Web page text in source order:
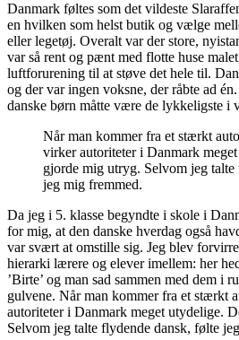
Danmark føltes som det vildeste
en hvilken som helst butik og vælge
eller legetøj. Overalt var der store,
var så rent og pænt med flotte huse
luftforurening til at støve det hele til.
og der var ingen voksne, der råbte ad
danske børn måtte være de lykkeligste i
Når man kommer fra et stærkt
virker autoriteter i Danmark
gjorde mig utryg. Selvom jeg
jeg mig fremmed.
Da jeg i 5. klasse begyndte i skole i
for mig, at den danske hverdag også
var svært at omstille sig. Jeg blev
hierarki lærere og elever imellem: her
’Birte’ og man sad sammen med dem i
gulvene. Når man kommer fra et stærkt
autoriteter i Danmark meget utydelige.
Selvom jeg talte flydende dansk, følte